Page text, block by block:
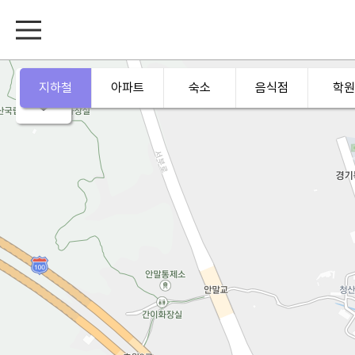
지하철 아파트 숙소 음식점 학원